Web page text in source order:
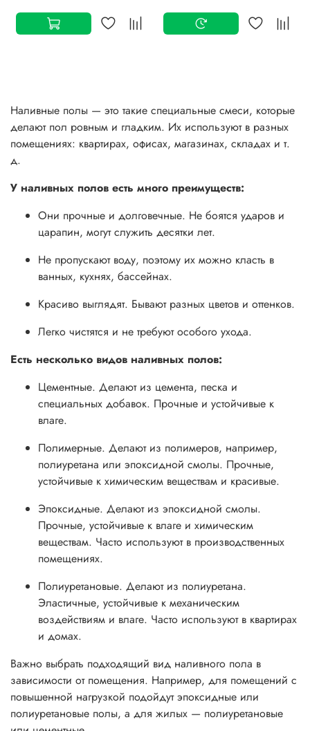
Наливные полы — это такие специальные смеси, которые
делают пол ровным и гладким. Их используют в разных
помещениях: квартирах, офисах, магазинах, складах и т.
д.
У наливных полов есть много преимуществ:
Они прочные и долговечные. Не боятся ударов и
царапин, могут служить десятки лет.
Не пропускают воду, поэтому их можно класть в
ванных, кухнях, бассейнах.
Красиво выглядят. Бывают разных цветов и оттенков.
Легко чистятся и не требуют особого ухода.
Есть несколько видов наливных полов:
Цементные. Делают из цемента, песка и
специальных добавок. Прочные и устойчивые к
влаге.
Полимерные. Делают из полимеров, например,
полиуретана или эпоксидной смолы. Прочные,
устойчивые к химическим веществам и красивые.
Эпоксидные. Делают из эпоксидной смолы.
Прочные, устойчивые к влаге и химическим
веществам. Часто используют в производственных
помещениях.
Полиуретановые. Делают из полиуретана.
Эластичные, устойчивые к механическим
воздействиям и влаге. Часто используют в квартирах
и домах.
Важно выбрать подходящий вид наливного пола в
зависимости от помещения. Например, для помещений с
повышенной нагрузкой подойдут эпоксидные или
полиуретановые полы, а для жилых — полиуретановые